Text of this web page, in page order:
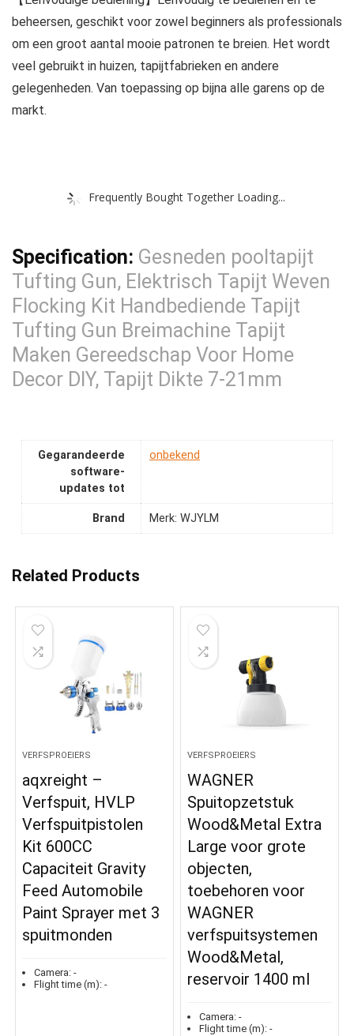
beheersen, geschikt voor zowel beginners als professionals
om een groot aantal mooie patronen te breien. Het wordt
veel gebruikt in huizen, tapijtfabrieken en andere
gelegenheden. Van toepassing op bijna alle garens op de
markt.
Frequently Bought Together Loading...
Specification: Gesneden pooltapijt
Tufting Gun, Elektrisch Tapijt Weven
Flocking Kit Handbediende Tapijt
Tufting Gun Breimachine Tapijt
Maken Gereedschap Voor Home
Decor DIY, Tapijt Dikte 7-21mm
Gegarandeerde
software-
updates tot
‎onbekend
Brand Merk: WJYLM
Related Products
VERFSPROEIERS
aqxreight –
Verfspuit, HVLP
Verfspuitpistolen
Kit 600CC
Capaciteit Gravity
Feed Automobile
Paint Sprayer met 3
spuitmonden
Camera: -
Flight time (m): -
VERFSPROEIERS
WAGNER
Spuitopzetstuk
Wood&Metal Extra
Large voor grote
objecten,
toebehoren voor
WAGNER
verfspuitsystemen
Wood&Metal,
reservoir 1400 ml
Camera: -
Flight time (m): -